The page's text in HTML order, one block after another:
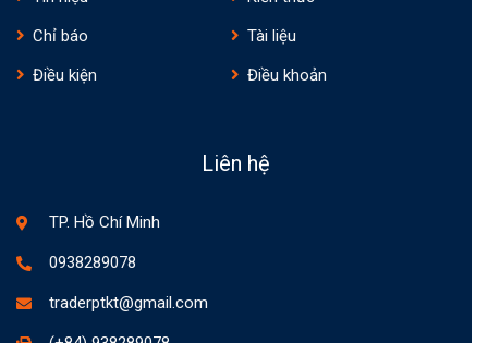
Chỉ báo
Tài liệu
Điều kiện
Điều khoản
Liên hệ
TP. Hồ Chí Minh
0938289078
traderptkt@gmail.com